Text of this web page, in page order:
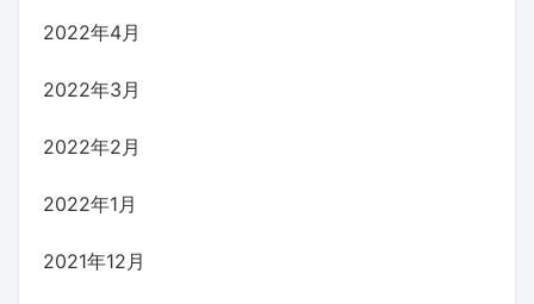
2022年4月
2022年3月
2022年2月
2022年1月
2021年12月